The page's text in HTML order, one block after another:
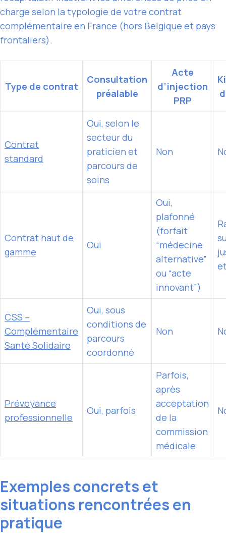
charge selon la typologie de votre contrat
complémentaire en France (hors Belgique et pays
frontaliers).
Type de contrat
Consultation
préalable
Acte
d’injection
PRP
Contrat
standard
Oui, selon le
secteur du
praticien et
parcours de
soins
Non
Contrat haut de
gamme
Oui
Oui,
plafonné
(forfait
“médecine
alternative”
ou “acte
innovant”)
CSS –
Complémentaire
Santé Solidaire
Oui, sous
conditions de
parcours
coordonné
Non
Prévoyance
professionnelle
Oui, parfois
Parfois,
après
acceptation
de la
commission
médicale
Exemples concrets et
situations rencontrées en
pratique